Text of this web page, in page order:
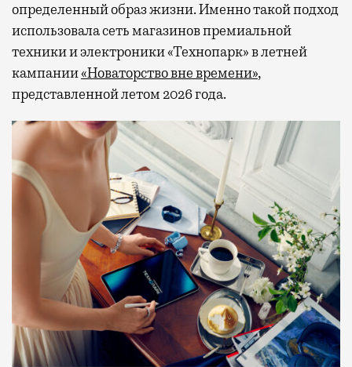
определенный образ жизни. Именно такой подход
использовала сеть магазинов премиальной
техники и электроники «Технопарк» в летней
кампании«Новаторство вне времени»,
представленной летом 2026 года.